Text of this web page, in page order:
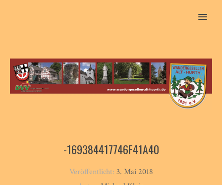
MENU
-169384417746F41A40
Veröffentlicht: 3. Mai 2018